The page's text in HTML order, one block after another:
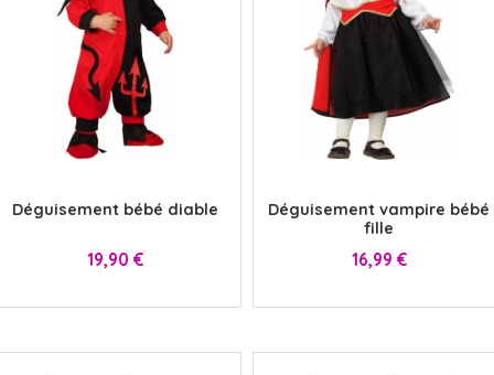
Déguisement bébé diable
Prix
19,90 €
Déguisement vampire bébé
fille
Prix
16,99 €